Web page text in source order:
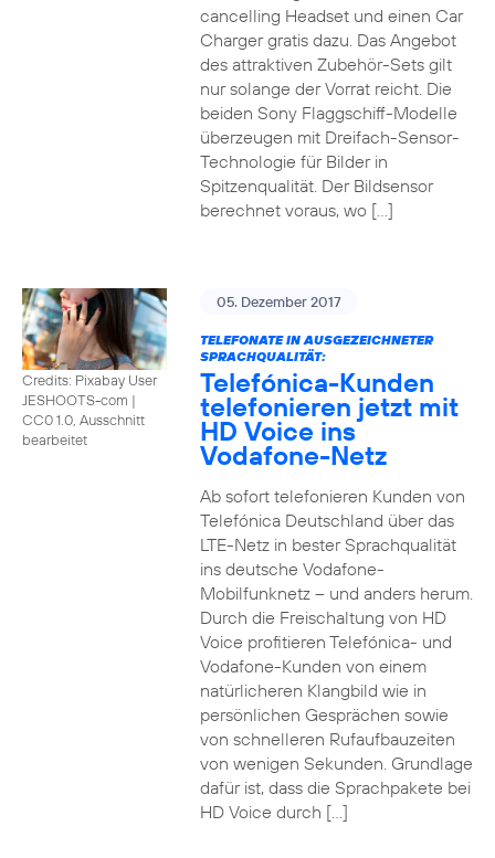
cancelling Headset und einen Car
Charger gratis dazu. Das Angebot
des attraktiven Zubehör-Sets gilt
nur solange der Vorrat reicht. Die
beiden Sony Flaggschiff-Modelle
überzeugen mit Dreifach-Sensor-
Technologie für Bilder in
Spitzenqualität. Der Bildsensor
berechnet voraus, wo […]
Credits: Pixabay User
JESHOOTS-com |
CC0 1.0, Ausschnitt
bearbeitet
05. Dezember 2017
TELEFONATE IN AUSGEZEICHNETER
SPRACHQUALITÄT:
Telefónica-Kunden
telefonieren jetzt mit
HD Voice ins
Vodafone-Netz
Ab sofort telefonieren Kunden von
Telefónica Deutschland über das
LTE-Netz in bester Sprachqualität
ins deutsche Vodafone-
Mobilfunknetz – und anders herum.
Durch die Freischaltung von HD
Voice profitieren Telefónica- und
Vodafone-Kunden von einem
natürlicheren Klangbild wie in
persönlichen Gesprächen sowie
von schnelleren Rufaufbauzeiten
von wenigen Sekunden. Grundlage
dafür ist, dass die Sprachpakete bei
HD Voice durch […]